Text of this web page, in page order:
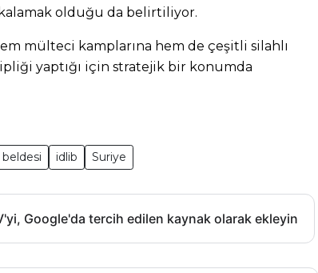
olduğu da belirtiliyor.
mülteci kamplarına hem de çeşitli silahlı
yaptığı için stratejik bir konumda
idlib Suriye
Google'da tercih edilen kaynak olarak ekleyin